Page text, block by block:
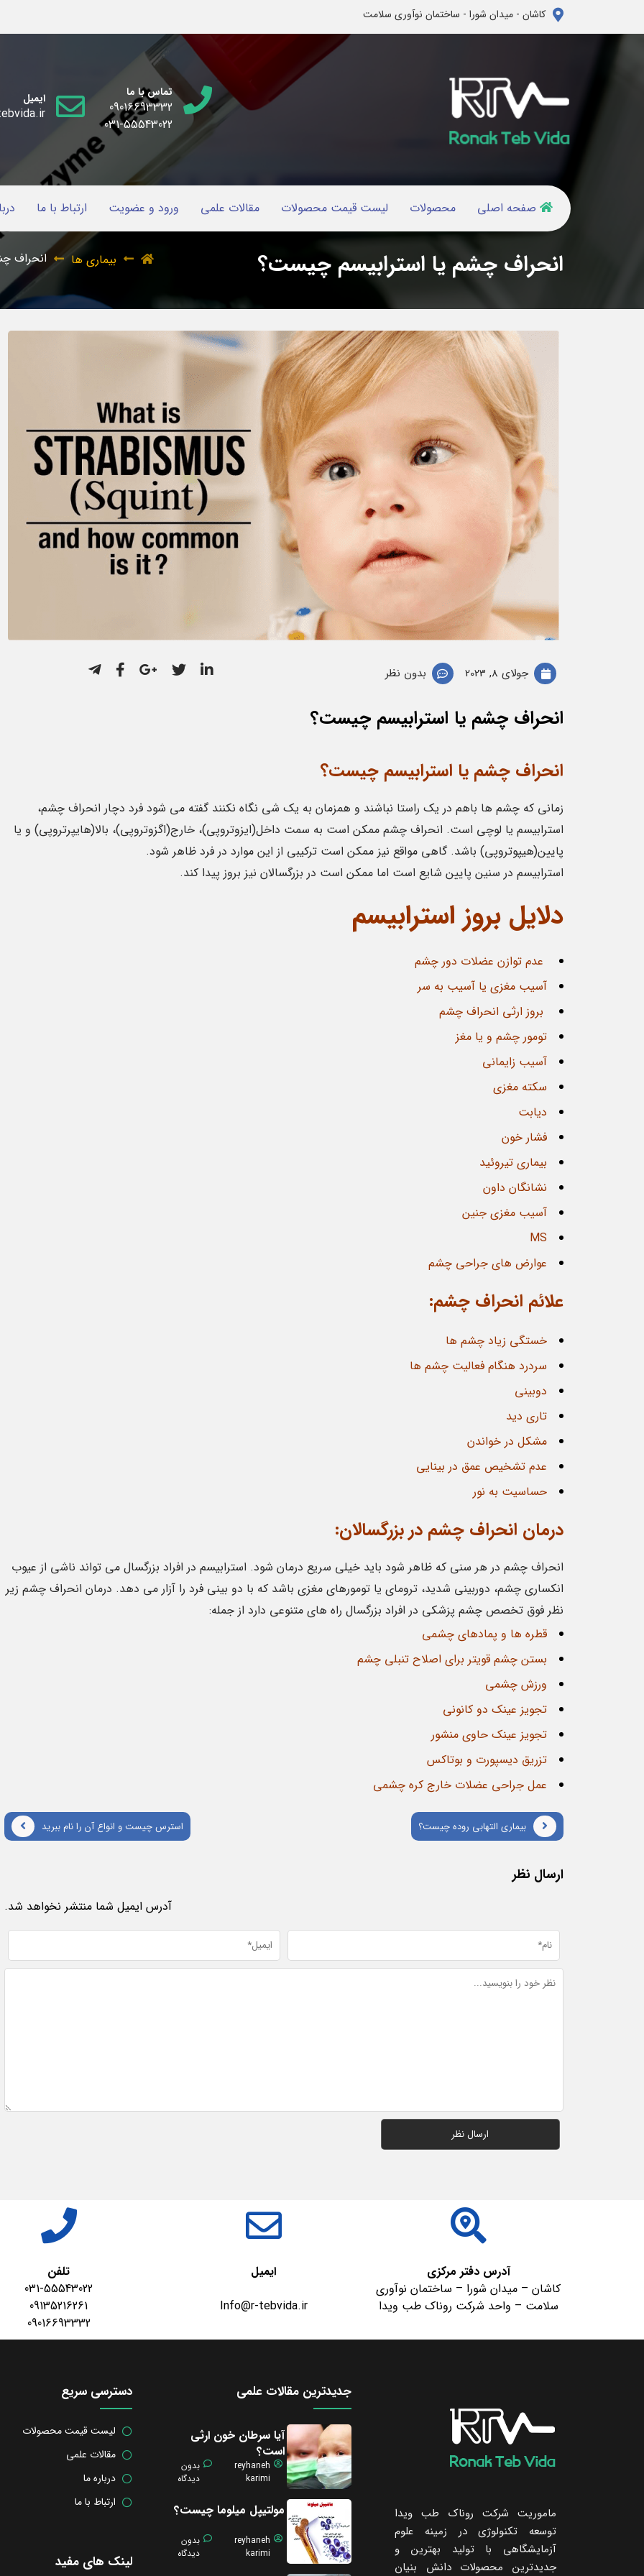
کاشان - میدان شورا - ساختمان نوآوری سلامت
تماس با ما
09016693332
031-55543022
ایمیل
صفحه اصلی محصولات لیست قیمت محصولات مقالات علمی ورود و عضویت ارتباط با ما
انحراف چشم یا استرابیسم چیست؟ بیماری ها انحراف
جولای 8, 2023 بدون نظر
انحراف چشم یا استرابیسم چیست؟
انحراف چشم یا استرابیسم چیست؟
زمانی که چشم ها باهم در یک راستا نباشند و همزمان به یک شی نگاه نکنند گفته می شود فرد دچار انحراف چشم،
استرابیسم یا لوچی است. انحراف چشم ممکن است به سمت داخل(ایزوتروپی)، خارج(اگزوتروپی)، بالا(هایپرتروپی) و یا
پایین(هیپوتروپی) باشد. گاهی مواقع نیز ممکن است ترکیبی از این موارد در فرد ظاهر شود.
استرابیسم در سنین پایین شایع است اما ممکن است در بزرگسالان نیز بروز پیدا کند.
دلایل بروز استرابیسم
عدم توازن عضلات دور چشم
آسیب مغزی یا آسیب به سر
بروز ارثی انحراف چشم
تومور چشم و یا مغز
آسیب زایمانی
سکته مغزی
دیابت
فشار خون
بیماری تیروئید
نشانگان داون
آسیب مغزی جنین
MS
عوارض های جراحی چشم
علائم انحراف چشم:
خستگی زیاد چشم ها
سردرد هنگام فعالیت چشم ها
دوبینی
تاری دید
مشکل در خواندن
عدم تشخیص عمق در بینایی
حساسیت به نور
درمان ‌انحراف ‌چشم در بزرگسالان:
انحراف چشم در هر سنی که ظاهر شود باید خیلی سریع درمان شود. استرابیسم در افراد بزرگسال می تواند ناشی از عیوب
انکساری چشم، دوربینی شدید، ترومای یا تومورهای مغزی باشد که با دو بینی فرد را آزار می دهد. درمان انحراف چشم زیر
نظر فوق تخصص چشم پزشکی در افراد بزرگسال راه های متنوعی دارد از جمله:
قطره ها و پمادهای چشمی
بستن چشم قویتر برای اصلاح تنبلی چشم
ورزش چشمی
تجویز عینک دو کانونی
تجویز عینک حاوی منشور
تزریق دیسپورت و بوتاکس
عمل جراحی عضلات خارج کره چشمی
بیماری التهابی روده چیست؟ استرس چیست و انواع آن را نام ببرید
ارسال نظر
آدرس ایمیل شما منتشر نخواهد شد.
آدرس دفتر مرکزی
کاشان – میدان شورا – ساختمان نوآوری
سلامت – واحد شرکت روناک طب ویدا
ایمیل
Info@r-tebvida.ir
تلفن
031-55543022
09135216261
09016693332
ماموریت شرکت روناک طب ویدا
توسعه تکنولوژی در زمینه علوم
آزمایشگاهی با تولید بهترین و
جدیدترین محصولات دانش بنیان
جدیدترین مقالات علمی
آیا سرطان خون ارثی
است؟
reyhaneh
karimi
بدون
دیدگاه
مولتیپل میلوما چیست؟
reyhaneh
karimi
بدون
دیدگاه
دسترسی سریع
لیست قیمت محصولات
مقالات علمی
درباره ما
ارتباط با ما
لینک های مفید